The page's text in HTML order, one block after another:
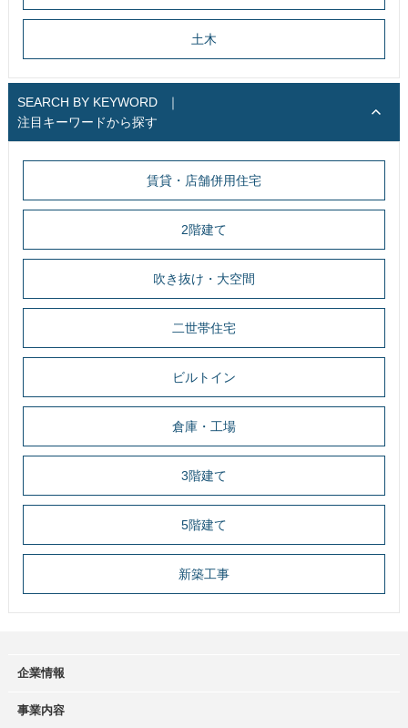
土木
SEARCH BY KEYWORD
｜
注目キーワードから探す
賃貸・店舗併用住宅
2階建て
吹き抜け・大空間
二世帯住宅
ビルトイン
倉庫・工場
3階建て
5階建て
新築工事
企業情報
事業内容